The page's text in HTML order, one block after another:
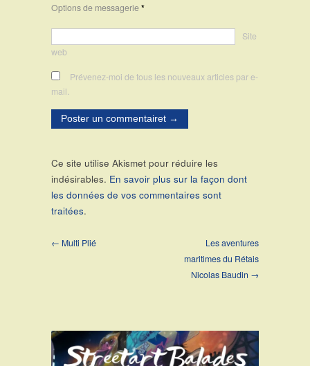
Options de messagerie*
Site
web
Prévenez-moi de tous les nouveaux articles par e-
mail.
Ce site utilise Akismet pour réduire les
indésirables. En savoir plus sur la façon dont
les données de vos commentaires sont
traitées.
← Multi Plié
Les aventures
maritimes du Rétais
Nicolas Baudin →